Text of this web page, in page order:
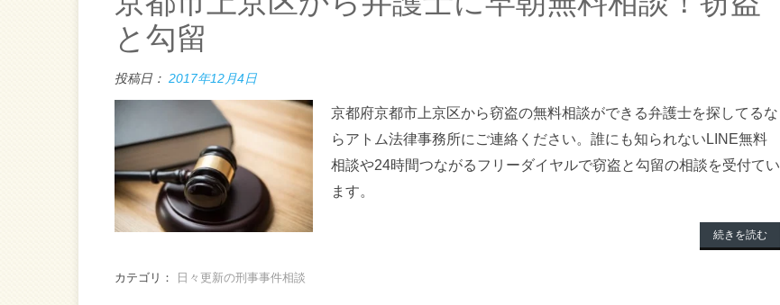
と勾留
投稿日： 2017年12月4日
京都府京都市上京区から窃盗の無料相談ができる弁護士を探してるな
らアトム法律事務所にご連絡ください。誰にも知られないLINE無料
相談や24時間つながるフリーダイヤルで窃盗と勾留の相談を受付てい
ます。
続きを読む
カテゴリ： 日々更新の刑事事件相談